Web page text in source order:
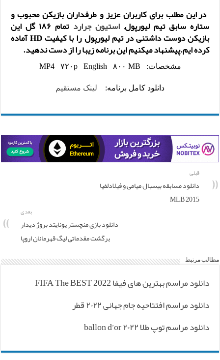
در این مطلب برای کاربران عزیز و طرفداران بازیکن محبوب و
ستاره سابق تیم لیورپول,استیون جرارد تمام ۱۸۶ گل این
بازیکن دوست داشتنی در تیملیورپولرا با کیفیتHDآماده
کرده ایم.پیشنهاد میکنیم این برنامه زیبا را از دست ندهید.
مشخصات: MP4 ۷۲۰p English ۸۰۰ MB
دانلود کامل برنامه: لینک مستقیم
قبلی
دانلود مسابقه بیسبال میامی و فیلادلفیا
MLB 2015
بعدی
دانلود بازی منچستر یونایتد بروژ دیدار
برگشت مقدماتی لیگ قهرمانان اروپا
مطالب مرتبط
دانلود مراسم بهترین های فیفا FIFA The BEST 2022
دانلود مراسم افتتاحیه جام جهانی ۲۰۲۲ قطر
دانلود مراسم توپ طلا ۲۰۲۲ ballon d’or